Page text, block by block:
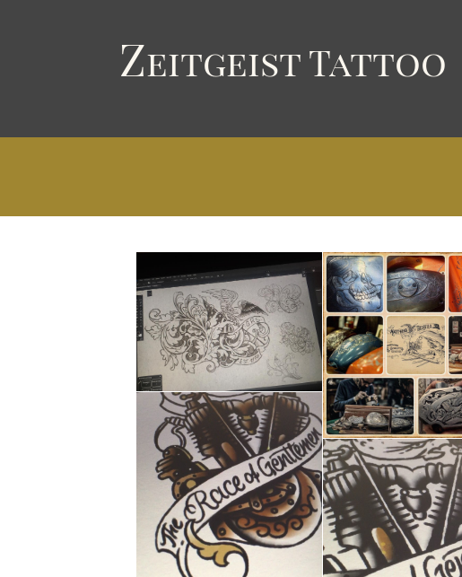
ZeitgeistTattoo